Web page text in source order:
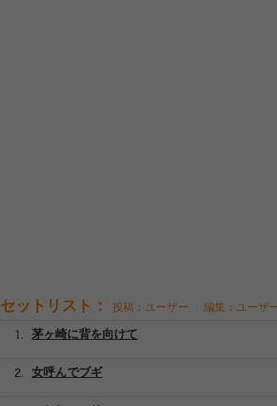
セットリスト： 投稿：ユーザー 編集：ユーザ
茅ヶ崎に背を向けて
女呼んでブギ